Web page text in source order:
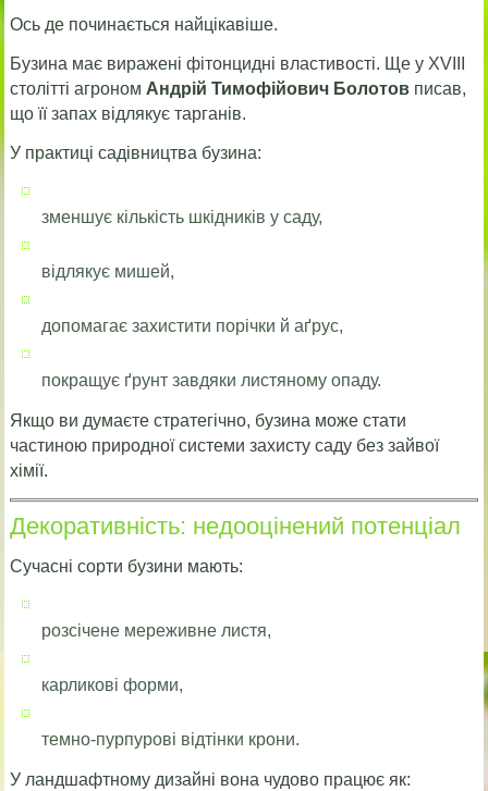
Ось де починається найцікавіше.
Бузина має виражені фітонцидні властивості. Ще у XVIII
столітті агроном Андрій Тимофійович Болотов писав,
що її запах відлякує тарганів.
У практиці садівництва бузина:
зменшує кількість шкідників у саду,
відлякує мишей,
допомагає захистити порічки й аґрус,
покращує ґрунт завдяки листяному опаду.
Якщо ви думаєте стратегічно, бузина може стати
частиною природної системи захисту саду без зайвої
хімії.
Декоративність: недооцінений потенціал
Сучасні сорти бузини мають:
розсічене мереживне листя,
карликові форми,
темно-пурпурові відтінки крони.
У ландшафтному дизайні вона чудово працює як: